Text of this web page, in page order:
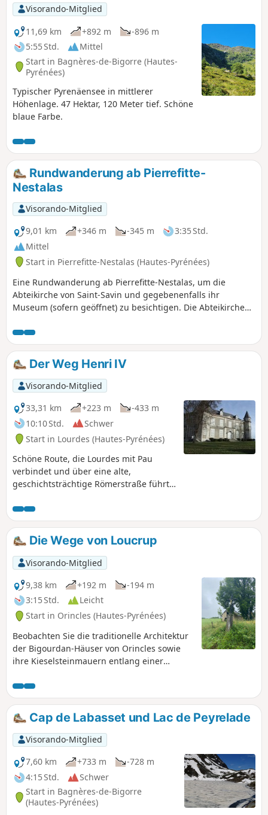
Visorando-Mitglied
11,69 km
+892 m
-896 m
5:55 Std.
Mittel
Start in Bagnères-de-Bigorre (Hautes-
Pyrénées)
Typischer Pyrenäensee in mittlerer
Höhenlage. 47 Hektar, 120 Meter tief. Schöne
blaue Farbe.
Rundwanderung ab Pierrefitte-
Nestalas
Visorando-Mitglied
9,01 km
+346 m -345 m
3:35 Std.
Mittel
Start in Pierrefitte-Nestalas (Hautes-Pyrénées)
Eine Rundwanderung ab Pierrefitte-Nestalas, um die
Abteikirche von Saint-Savin und gegebenenfalls ihr
Museum (sofern geöffnet) zu besichtigen. Die Abteikirche
Sie sie mit der Beschreibung auf der Website, um sie in
ihrem ganzen Wert zu würdigen. Nach einem steilen
Aufstieg von etwa einer Stunde in die Berge verläuft die
Strecke auf der Straße, auf der in der Praxis nur sehr wenig
Verkehr herrscht.Der Startpunkt sollte von einem Parkplatz
in Pierrefitte-Nestalas aus angepasst werden.
Der Weg Henri IV
Visorando-Mitglied
33,31 km
+223 m
-433 m
10:10 Std.
Schwer
Start in Lourdes (Hautes-Pyrénées)
Schöne Route, die Lourdes mit Pau
verbindet und über eine alte,
geschichtsträchtige Römerstraße führt.
die Departements Hautes-Pyrénées und
Pyrénées-Atlantiques, über die Hänge
am Fuße der Pyrenäen.
Die Wege von Loucrup
Visorando-Mitglied
9,38 km
+192 m
-194 m
3:15 Std.
Leicht
Start in Orincles (Hautes-Pyrénées)
Beobachten Sie die traditionelle Architektur
der Bigourdan-Häuser von Orincles sowie
ihre Kieselsteinmauern entlang einer
einem halben Tag bei einem gemütlichen
Spaziergang zurücklegen können. Von den
Hügeln aus genießen Sie einen schönen
Blick auf die Pyrenäen. Diese Wanderung
kann in etwas weniger als 2 Stunden ohne
große Verzögerungen im Nordic Walking
absolviert werden.
Cap de Labasset und Lac de Peyrelade
Visorando-Mitglied
7,60 km
+733 m
-728 m
4:15 Std.
Schwer
Start in Bagnères-de-Bigorre
(Hautes-Pyrénées)